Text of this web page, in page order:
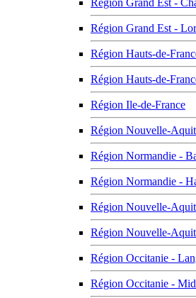
Région Grand Est -
Région Grand Est -
Région Hauts-de-
Région Hauts-de-
Région Ile-de-France
Région Nouvelle-
Région Normandie -
Région Normandie -
Région Nouvelle-
Région Nouvelle-
Région Occitanie -
Région Occitanie -